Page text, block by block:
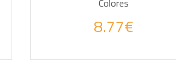
Colores
8.77€